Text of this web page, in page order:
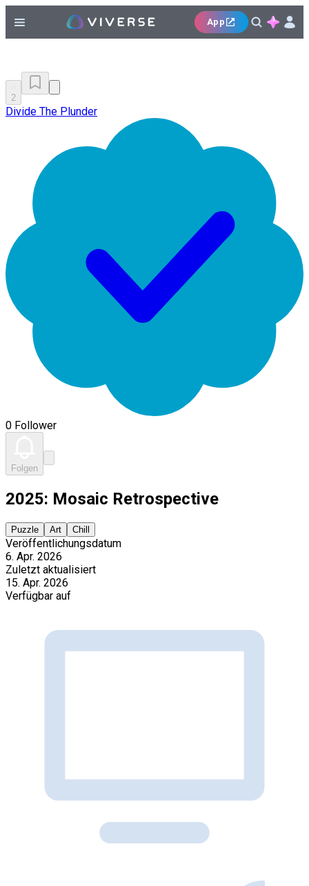
App
2
Divide The Plunder
0 Follower
Folgen
2025: Mosaic Retrospective
Puzzle Art Chill
Veröffentlichungsdatum
6. Apr. 2026
Zuletzt aktualisiert
15. Apr. 2026
Verfügbar auf